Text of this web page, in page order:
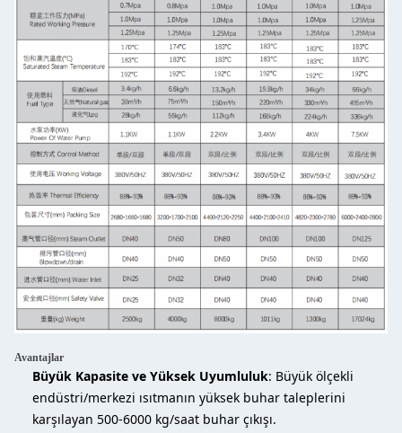
Avantajlar
Büyük Kapasite ve Yüksek Uyumluluk: Büyük ölçekli
endüstri/merkezi ısıtmanın yüksek buhar taleplerini
karşılayan 500-6000 kg/saat buhar çıkışı.